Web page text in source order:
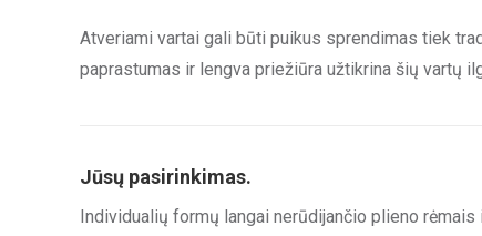
Atveriami vartai gali būti puikus sprendimas tiek
paprastumas ir lengva priežiūra užtikrina šių vartų
Jūsų pasirinkimas.
Individualių formų langai nerūdijančio plieno rėmais